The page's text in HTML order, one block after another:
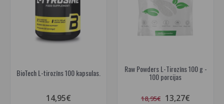
BioTech L-tirozīns 100 kapsulas.
14,95€
Raw Powders L-Tirozīns 100 g -
100 porcijas
18,95€ 13,27€